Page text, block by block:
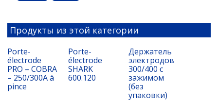
Продукты из этой категории
Porte-
électrode
PRO – COBRA
– 250/300A à
pince
Porte-
électrode
SHARK
600.120
Держатель
электродов
300/400 с
зажимом
(без
упаковки)